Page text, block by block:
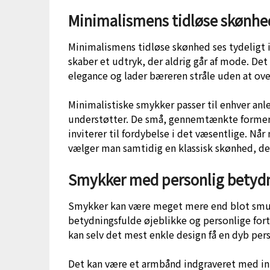
Minimalismens tidløse
Minimalismens tidløse skønhed ses
skaber et udtryk, der aldrig går af mode.
elegance og lader bæreren stråle uden at
Minimalistiske smykker passer til enhver
understøtter. De små, gennemtænkte
inviterer til fordybelse i det væsentlige.
vælger man samtidig en klassisk skønhed,
Smykker med personlig
Smykker kan være meget mere end blot
betydningsfulde øjeblikke og personlige
kan selv det mest enkle design få en dyb
Det kan være et armbånd indgraveret med